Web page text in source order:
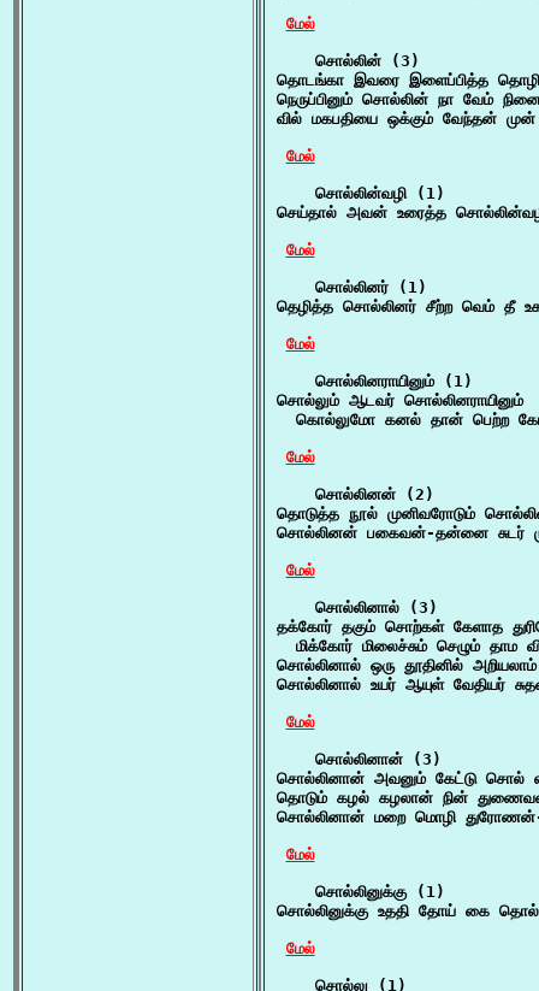
மேல்
    சொல்லின் (3)
தொடங்கா இவரை இளைப்பித்த
நெருப்பினும் சொல்லின் நா வேம்
வில் மகபதியை ஒக்கும் வேந்தன்
மேல்
    சொல்லின்வழி (1)
செய்தால் அவன் உரைத்த
மேல்
    சொல்லினர் (1)
தெழித்த சொல்லினர் சீற்ற வெம் தீ
மேல்
    சொல்லினராயினும் (1)
சொல்லும் ஆடவர் சொல்லினராயினும்
கொல்லுமோ கனல் தான் பெற்ற
மேல்
    சொல்லினன் (2)
தொடுத்த நூல் முனிவரோடும்
சொல்லினன் பகைவன்-தன்னை சுடர்
மேல்
    சொல்லினால் (3)
தக்கோர் தகும் சொற்கள் கேளாத
மிக்கோர் மிலைச்சும் செழும் தாம
சொல்லினால் ஒரு தூதினில்
சொல்லினால் உயர் ஆயுள் வேதியர்
மேல்
    சொல்லினான் (3)
சொல்லினான் அவனும் கேட்டு சொல்
தொடும் கழல் கழலான் நின்
சொல்லினான் மறை மொழி துரோணன்-
மேல்
    சொல்லினுக்கு (1)
சொல்லினுக்கு உததி தோய் கை
மேல்
    சொல்லு (1)